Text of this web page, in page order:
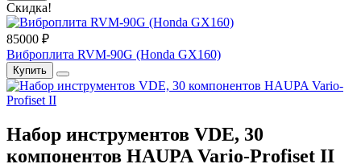
Скидка!
85000 ₽
Виброплита RVM-90G (Honda GX160)
Купить
Набор инструментов VDE, 30
компонентов HAUPA Vario-Profiset II